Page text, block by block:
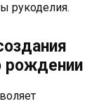
рукоделия.
рождении